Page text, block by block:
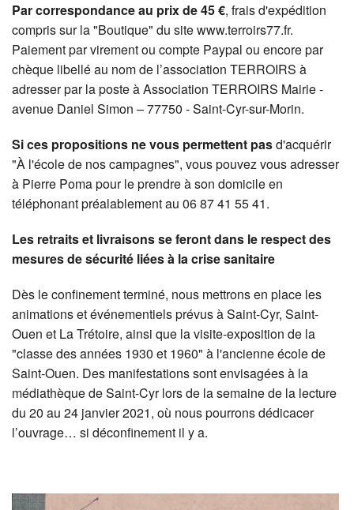
Par correspondance au prix de 45 €, frais d'expédition
compris sur la "Boutique" du site www.terroirs77.fr.
Paiement par virement ou compte Paypal ou encore par
chèque libellé au nom de l’association TERROIRS à
adresser par la poste à Association TERROIRS Mairie -
avenue Daniel Simon – 77750 - Saint-Cyr-sur-Morin.
Si ces propositions ne vous permettent pasd'acquérir
"À l'école de nos campagnes", vous pouvez vous adresser
à Pierre Poma pour le prendre à son domicile en
téléphonant préalablement au 06 87 41 55 41.
Les retraits et livraisons se feront dans le respect des
mesures de sécurité liées à la crise sanitaire
Dès le confinement terminé, nous mettrons en place les
animations et événementiels prévus à Saint-Cyr, Saint-
Ouen et La Trétoire, ainsi que la visite-exposition de la
"classe des années 1930 et 1960" à l'ancienne école de
Saint-Ouen. Des manifestations sont envisagées à la
médiathèque de Saint-Cyr lors de la semaine de la lecture
du 20 au 24 janvier 2021, où nous pourrons dédicacer
l’ouvrage… si déconfinement il y a.